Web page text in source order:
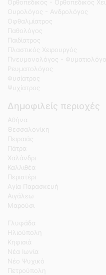
Ορθοπεδικός - Ορθοπεδικός
Ουρολόγος - Ανδρολόγος
Οφθαλμίατρος
Παθολόγος
Παιδίατρος
Πλαστικός Χειρουργός
Πνευμονολόγος -
Ρευματολόγος
Φυσίατρος
Ψυχίατρος
Δημοφιλείς περιοχές
Αθήνα
Θεσσαλονίκη
Πειραιάς
Πάτρα
Χαλάνδρι
Καλλιθέα
Περιστέρι
Αγία Παρασκευή
Αιγάλεω
Μαρούσι
Γλυφάδα
Ηλιούπολη
Κηφισιά
Νέα Ιωνία
Νέο Ψυχικό
Πετρούπολη